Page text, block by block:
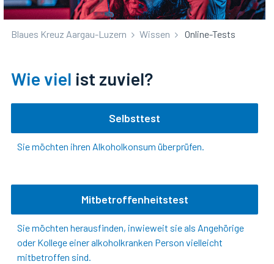
Blaues Kreuz Aargau-Luzern Wissen Online-Tests
Wie viel ist zuviel?
Selbsttest
Sie möchten ihren Alkoholkonsum überprüfen.
Mitbetroffenheitstest
Sie möchten herausfinden, inwieweit sie als Angehörige
oder Kollege einer alkoholkranken Person vielleicht
mitbetroffen sind.